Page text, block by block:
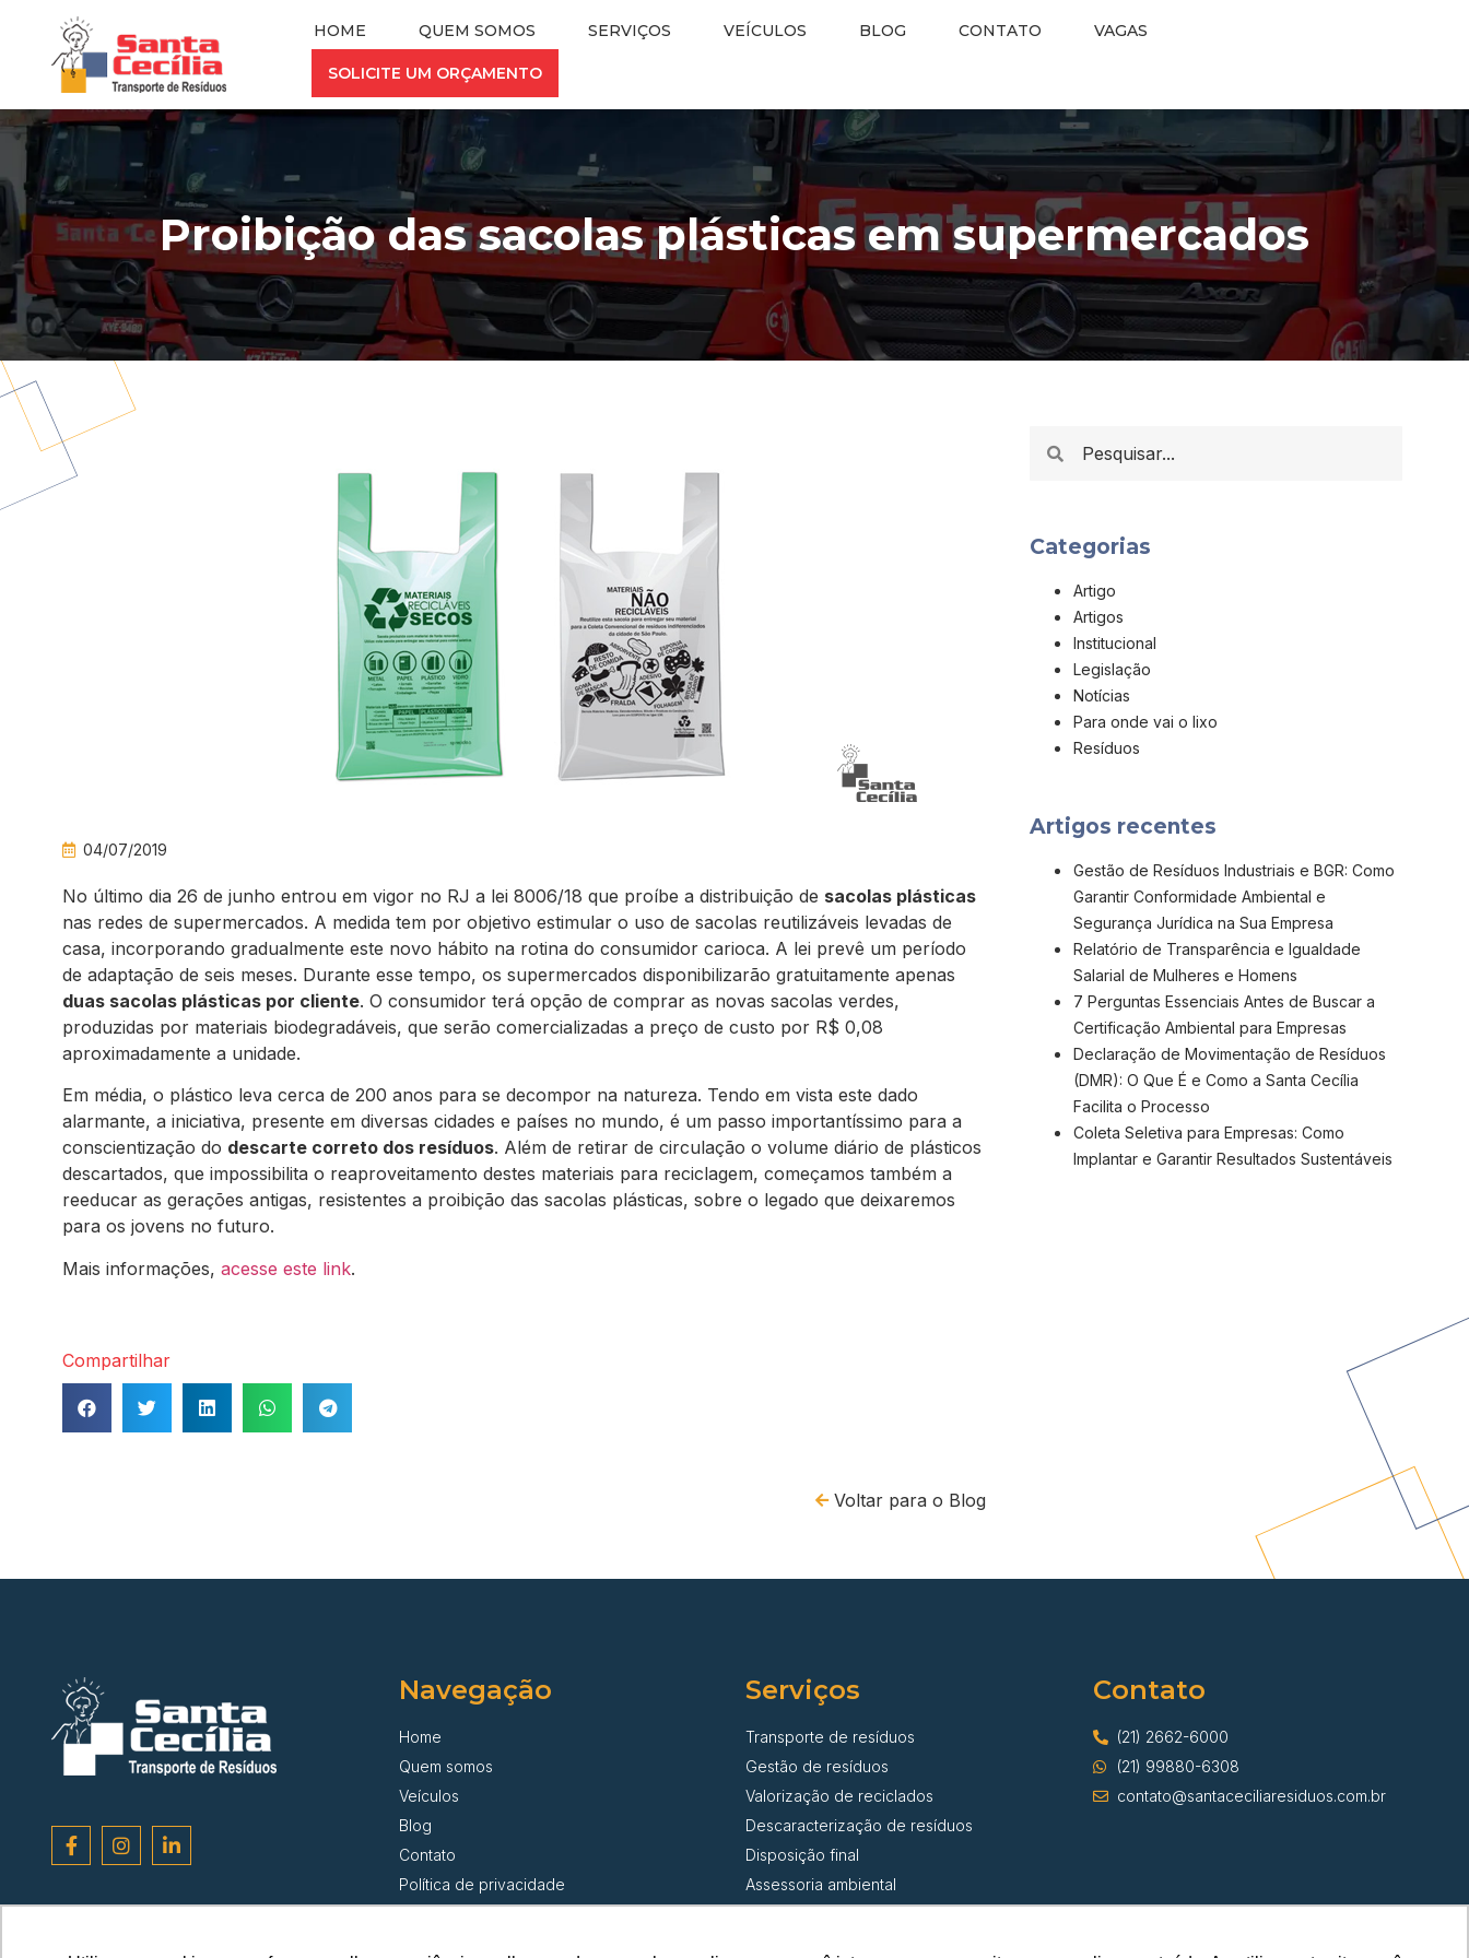
HOME QUEM SOMOS SERVIÇOS VEÍCULOS BLOG CONTATO VAGAS
SOLICITE UM ORÇAMENTO
Proibição das sacolas plásticas em supermercados
04/07/2019
No último dia 26 de junho entrou em vigor no RJ a lei 8006/18 que proíbe a distribuição de sacolas plásticas
nas redes de supermercados. A medida tem por objetivo estimular o uso de sacolas reutilizáveis levadas de
casa, incorporando gradualmente este novo hábito na rotina do consumidor carioca. A lei prevê um período
de adaptação de seis meses. Durante esse tempo, os supermercados disponibilizarão gratuitamente apenas
duas sacolas plásticas por cliente. O consumidor terá opção de comprar as novas sacolas verdes,
produzidas por materiais biodegradáveis, que serão comercializadas a preço de custo por R$ 0,08
aproximadamente a unidade.
Em média, o plástico leva cerca de 200 anos para se decompor na natureza. Tendo em vista este dado
alarmante, a iniciativa, presente em diversas cidades e países no mundo, é um passo importantíssimo para a
conscientização do descarte correto dos resíduos. Além de retirar de circulação o volume diário de plásticos
descartados, que impossibilita o reaproveitamento destes materiais para reciclagem, começamos também a
reeducar as gerações antigas, resistentes a proibição das sacolas plásticas, sobre o legado que deixaremos
para os jovens no futuro.
Mais informações, acesse este link.
Compartilhar
Voltar para o Blog
Categorias
Artigo
Artigos
Institucional
Legislação
Notícias
Para onde vai o lixo
Resíduos
Artigos recentes
Gestão de Resíduos Industriais e BGR: Como
Garantir Conformidade Ambiental e
Segurança Jurídica na Sua Empresa
Relatório de Transparência e Igualdade
Salarial de Mulheres e Homens
7 Perguntas Essenciais Antes de Buscar a
Certificação Ambiental para Empresas
Declaração de Movimentação de Resíduos
(DMR): O Que É e Como a Santa Cecília
Facilita o Processo
Coleta Seletiva para Empresas: Como
Implantar e Garantir Resultados Sustentáveis
Navegação
Home
Quem somos
Veículos
Blog
Contato
Política de privacidade
Serviços
Transporte de resíduos
Gestão de resíduos
Valorização de reciclados
Descaracterização de resíduos
Disposição final
Assessoria ambiental
Contato
(21) 2662-6000
(21) 99880-6308
contato@santaceciliaresiduos.com.br